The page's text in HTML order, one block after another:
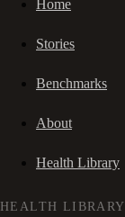
Home
Stories
Benchmarks
About
Health Library
HEALTH LIBRARY